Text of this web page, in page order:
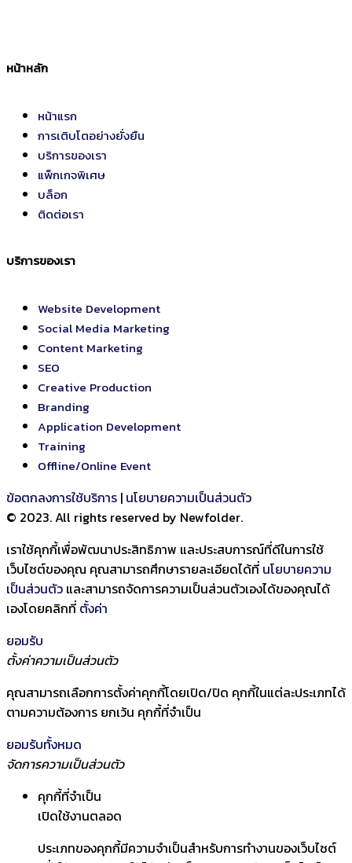
หน้าหลัก
หน้าแรก
การเติบโตอย่างยั่งยืน
บริการของเรา
แพ็กเกจพิเศษ
บล็อก
ติดต่อเรา
บริการของเรา
Website Development
Social Media Marketing
Content Marketing
SEO
Creative Production
Branding
Application Development
Training
Offline/Online Event
ข้อตกลงการใช้บริการ | นโยบายความเป็นส่วนตัว
© 2023. All rights reserved by Newfolder.
เราใช้คุกกี้เพื่อพัฒนาประสิทธิภาพ และประสบการณ์ที่ดีในการใช้
เว็บไซต์ของคุณ คุณสามารถศึกษารายละเอียดได้ที่ นโยบายความ
เป็นส่วนตัว และสามารถจัดการความเป็นส่วนตัวเองได้ของคุณได้
เองโดยคลิกที่ ตั้งค่า
ยอมรับ
ตั้งค่าความเป็นส่วนตัว
คุณสามารถเลือกการตั้งค่าคุกกี้โดยเปิด/ปิด คุกกี้ในแต่ละประเภทได้
ตามความต้องการ ยกเว้น คุกกี้ที่จำเป็น
ยอมรับทั้งหมด
จัดการความเป็นส่วนตัว
คุกกี้ที่จำเป็น
เปิดใช้งานตลอด
ประเภทของคุกกี้มีความจำเป็นสำหรับการทำงานของเว็บไซต์